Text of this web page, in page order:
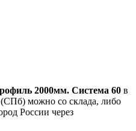
2000мм. Система 60 в
можно со склада, либо
России через